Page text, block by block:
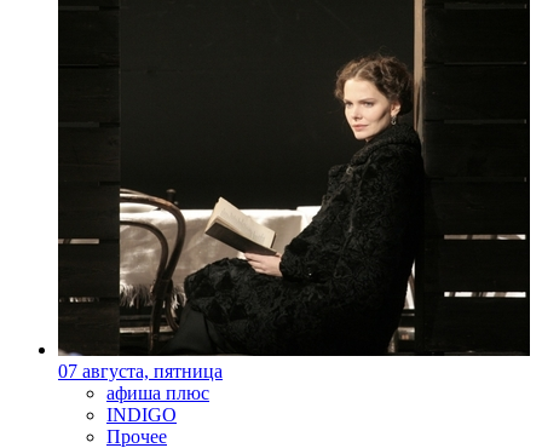
07 августа, пятница
афиша плюс
INDIGO
Прочее